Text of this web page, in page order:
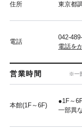
住所 東京都
電話
042-
電話を
営業時間 ※一
本館(1F～6F)
●1F～
一部異